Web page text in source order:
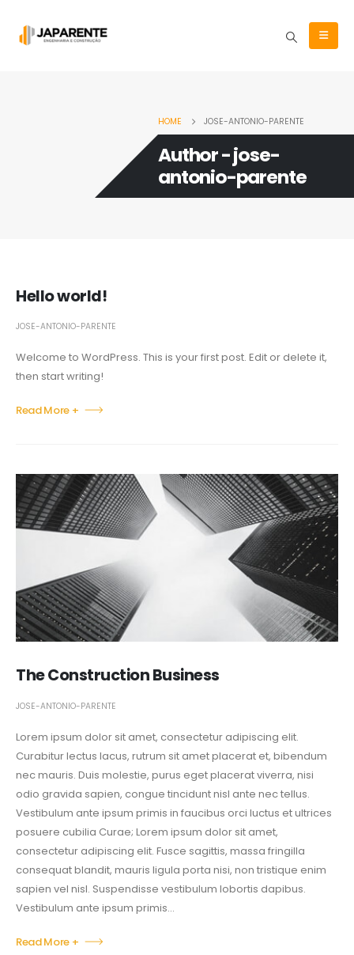
HOME JOSE-ANTONIO-PARENTE
Author - jose-
antonio-parente
Hello world!
JOSE-ANTONIO-PARENTE
Welcome to WordPress. This is your first post. Edit or delete it,
then start writing!
Read More +
The Construction Business
JOSE-ANTONIO-PARENTE
Lorem ipsum dolor sit amet, consectetur adipiscing elit.
Curabitur lectus lacus, rutrum sit amet placerat et, bibendum
nec mauris. Duis molestie, purus eget placerat viverra, nisi
odio gravida sapien, congue tincidunt nisl ante nec tellus.
Vestibulum ante ipsum primis in faucibus orci luctus et ultrices
posuere cubilia Curae; Lorem ipsum dolor sit amet,
consectetur adipiscing elit. Fusce sagittis, massa fringilla
consequat blandit, mauris ligula porta nisi, non tristique enim
sapien vel nisl. Suspendisse vestibulum lobortis dapibus.
Vestibulum ante ipsum primis...
Read More +